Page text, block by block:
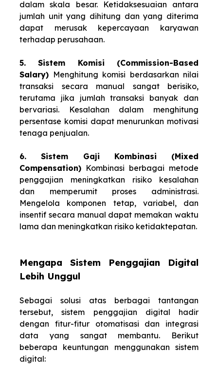
dalam skala besar. Ketidaksesuaian antara
jumlah unit yang dihitung dan yang diterima
dapat merusak kepercayaan karyawan
terhadap perusahaan.
5. Sistem Komisi (Commission-Based
Salary) Menghitung komisi berdasarkan nilai
transaksi secara manual sangat berisiko,
terutama jika jumlah transaksi banyak dan
bervariasi. Kesalahan dalam menghitung
persentase komisi dapat menurunkan motivasi
tenaga penjualan.
6. Sistem Gaji Kombinasi (Mixed
Compensation) Kombinasi berbagai metode
penggajian meningkatkan risiko kesalahan
dan memperumit proses administrasi.
Mengelola komponen tetap, variabel, dan
insentif secara manual dapat memakan waktu
lama dan meningkatkan risiko ketidaktepatan.
Mengapa Sistem Penggajian Digital
Lebih Unggul
Sebagai solusi atas berbagai tantangan
tersebut, sistem penggajian digital hadir
dengan fitur-fitur otomatisasi dan integrasi
data yang sangat membantu. Berikut
beberapa keuntungan menggunakan sistem
digital: